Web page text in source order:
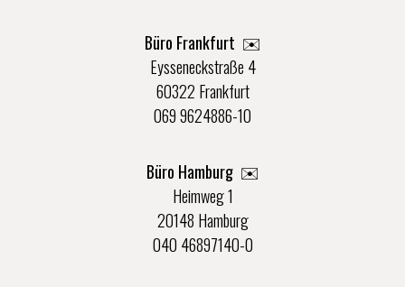
Büro Frankfurt ✉️
Eysseneckstraße 4
60322 Frankfurt
069 9624886-10
Büro Hamburg ✉️
Heimweg 1
20148 Hamburg
040 46897140-0